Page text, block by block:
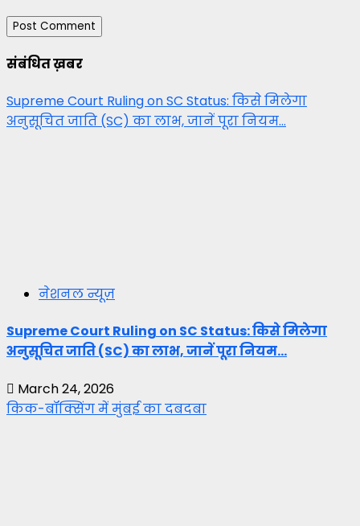
संबंधित ख़बर
Supreme Court Ruling on SC Status: किसे मिलेगा
अनुसूचित जाति (SC) का लाभ, जानें पूरा नियम…
नेशनल न्यूज़
Supreme Court Ruling on SC Status: किसे मिलेगा
अनुसूचित जाति (SC) का लाभ, जानें पूरा नियम…
March 24, 2026
किक-बॉक्सिंग में मुंबई का दबदबा